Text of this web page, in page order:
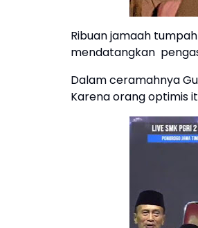
Ribuan jamaah
mendatangkan
Dalam ceramahnya
Karena orang optimis